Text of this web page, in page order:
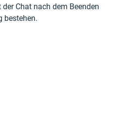
Chat nach dem Beenden
bestehen.